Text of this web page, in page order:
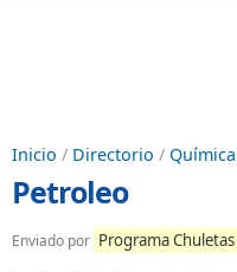
Inicio / Directorio / Química
Petroleo
Enviado por Programa Chuletas